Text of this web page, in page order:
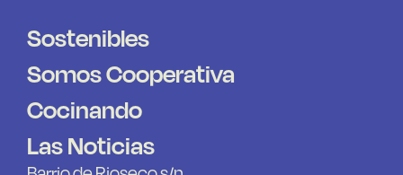
Sostenibles
Somos Cooperativa
Cocinando
Las Noticias